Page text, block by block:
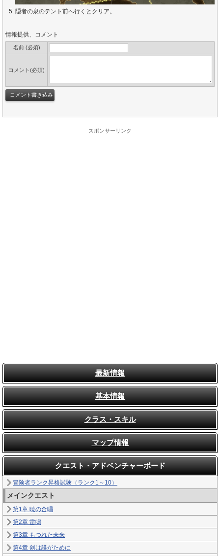
隠者の泉のテント前へ行くとクリア。
情報提供、コメント
名前 (必須)
コメント(必須)
スポンサーリンク
最新情報
基本情報
クラス・スキル
マップ情報
クエスト・アドベンチャーボード
冒険者ランク昇格試験（ランク1～10）
メインクエスト
第1章 暁の合唱
第2章 雷鳴
第3章 もつれた未来
第4章 剣は誰がために